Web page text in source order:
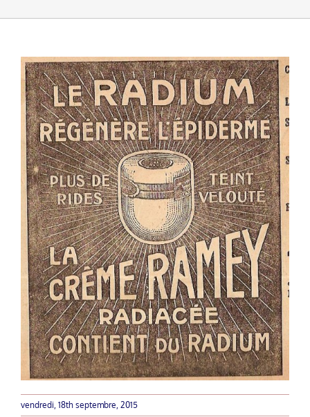
vendredi, 18th septembre, 2015